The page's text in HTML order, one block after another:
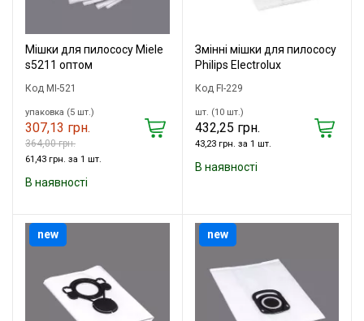
Мішки для пилососу Miele
s5211 оптом
Код MI-521
упаковка (5 шт.)
307,13 грн.
364,00 грн.
61,43 грн. за 1 шт.
В наявності
Змінні мішки для пилососу
Philips Electrolux
Код FI-229
шт. (10 шт.)
432,25 грн.
43,23 грн. за 1 шт.
В наявності
new new